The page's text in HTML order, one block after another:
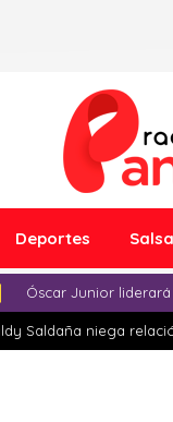
Deportes Salsa
Óscar Junior
Saldaña niega